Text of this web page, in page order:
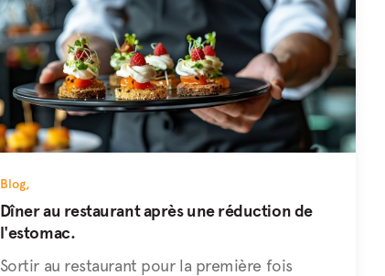
Blog,
Dîner au restaurant après une réduction de
l'estomac.
Sortir au restaurant pour la première fois